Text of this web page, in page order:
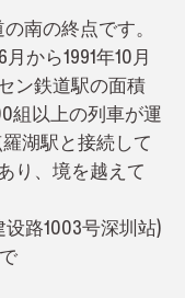
南の終点です。
から1991年10月
ン鉄道駅の面積
組以上の列車が運
湖駅と接続して
り、境を越えて
路1003号深圳站)